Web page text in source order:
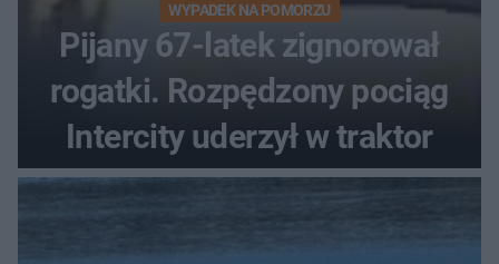
WYPADEK NA POMORZU
Pijany 67-latek zignorował
rogatki. Rozpędzony pociąg
Intercity uderzył w traktor